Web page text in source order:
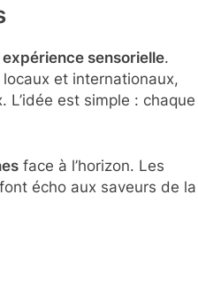
expérience sensorielle.
et internationaux,
est simple : chaque
face à l’horizon. Les
écho aux saveurs de la